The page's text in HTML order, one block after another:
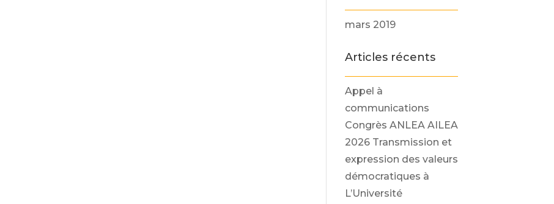
mars 2019
Articles récents
Appel à
communications
Congrès ANLEA AILEA
2026 Transmission et
expression des valeurs
démocratiques à
L’Université